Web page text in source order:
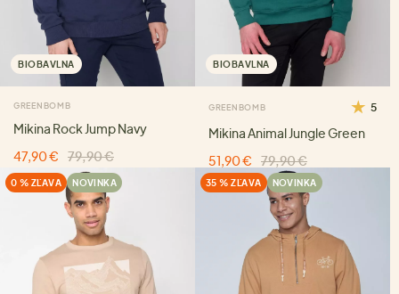
BIOBAVLNA
GREENBOMB
Mikina Rock Jump Navy
47,90 €
79,90 €
BIOBAVLNA
GREENBOMB 5
Mikina Animal Jungle Green
51,90 €
79,90 €
0 % ZĽAVA NOVINKA 35 % ZĽAVA NOVINKA